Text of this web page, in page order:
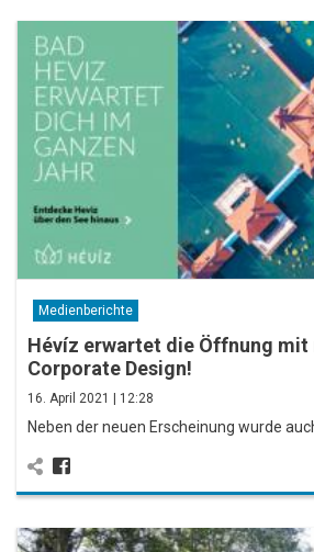
Medienberichte
Hévíz erwartet die Öffnung mit
Corporate Design!
16. April 2021 | 12:28
Neben der neuen Erscheinung wurde